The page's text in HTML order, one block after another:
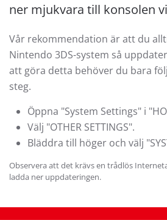
ner mjukvara till konsolen
Vår rekommendation är att du
Nintendo 3DS-system så
att göra detta behöver du bara
steg.
Öppna "System Settings" i
Välj "OTHER SETTINGS".
Bläddra till höger och välj
Observera att det krävs en trådlös
ladda ner uppdateringen.